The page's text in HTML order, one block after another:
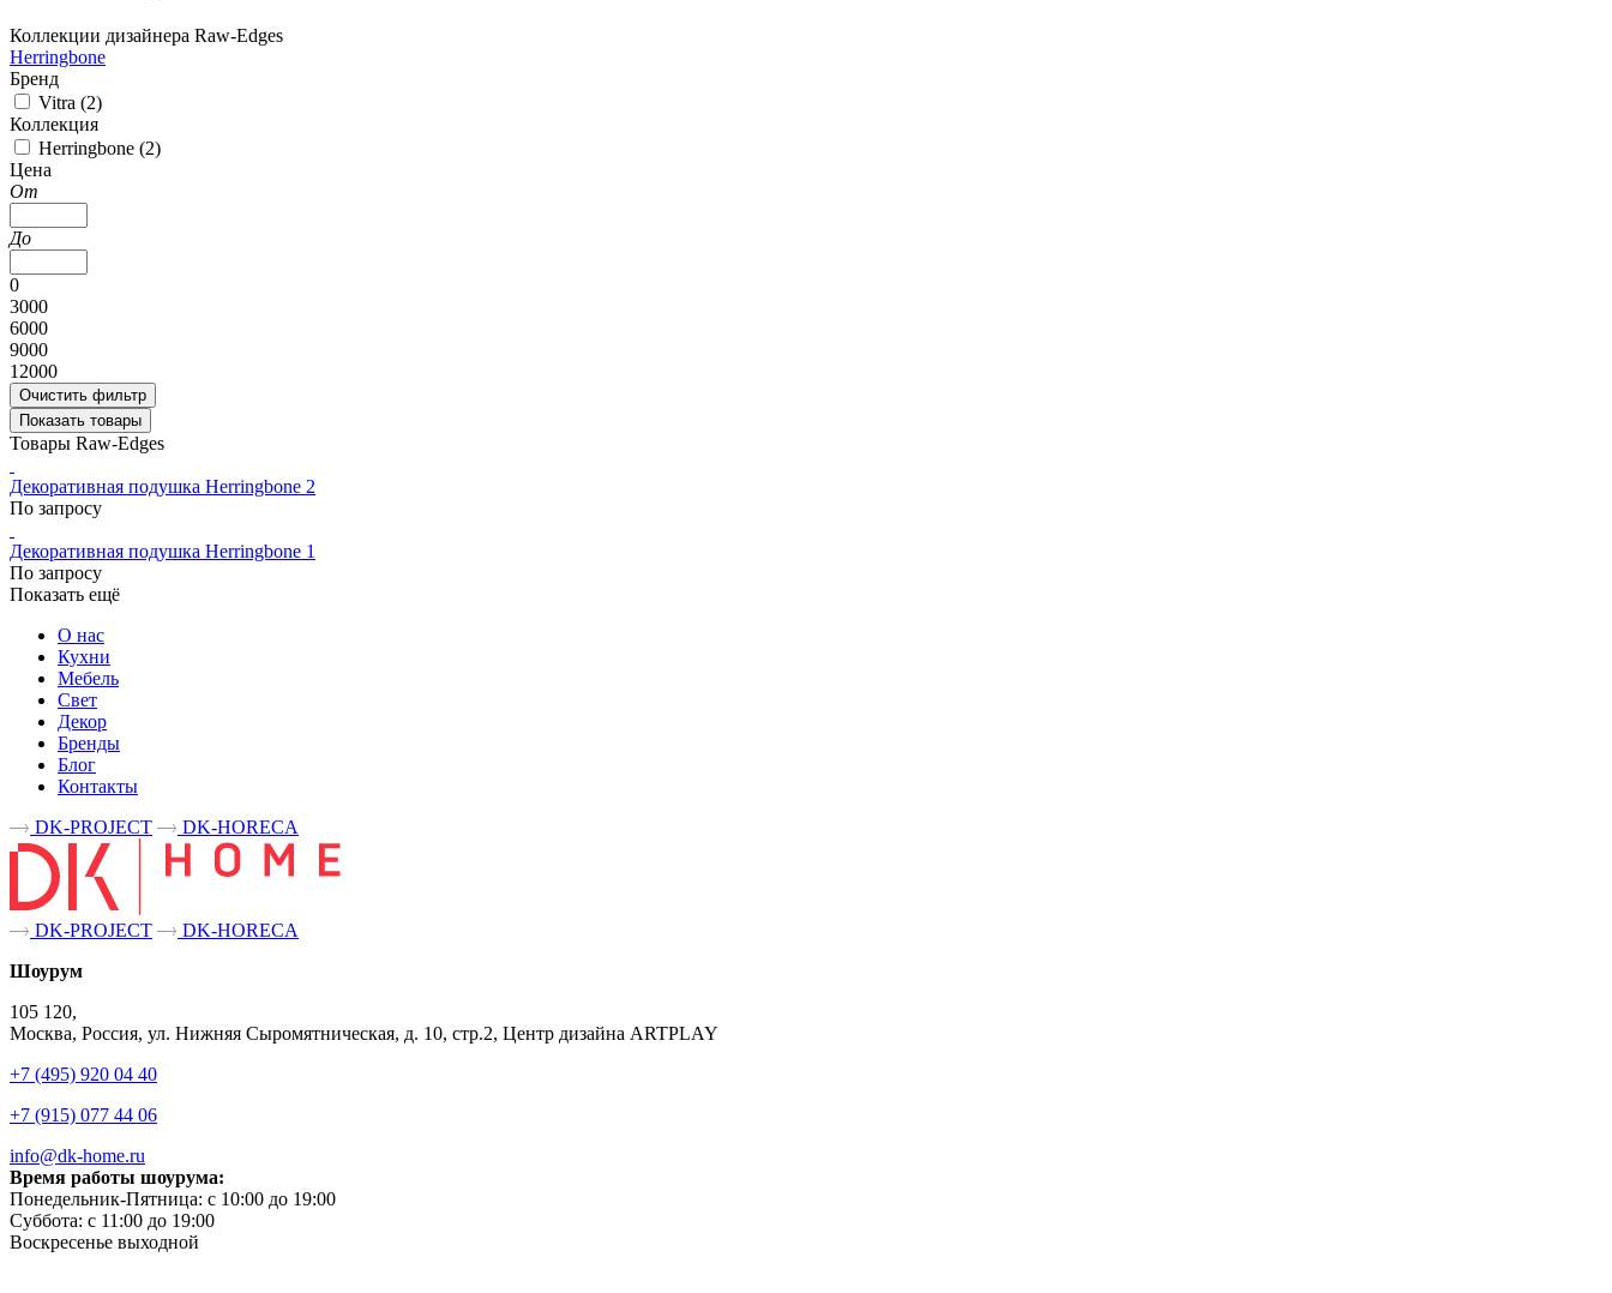
Коллекции дизайнера Raw-Edges
Herringbone
Бренд
Vitra (2)
Коллекция
Herringbone (2)
Цена
От
До
0
3000
6000
9000
12000
Очистить фильтр
Показать товары
Товары Raw-Edges
Декоративная подушка Herringbone 2
По запросу
Декоративная подушка Herringbone 1
По запросу
Показать ещё
О нас
Кухни
Мебель
Свет
Декор
Бренды
Блог
Контакты
DK-PROJECT
DK-HORECA
DK-PROJECT
DK-HORECA
Шоурум
105 120,
Москва, Россия, ул. Нижняя Сыромятническая, д. 10, стр.2, Центр дизайна ARTPLAY
+7 (495) 920 04 40
+7 (915) 077 44 06
info@dk-home.ru
Время работы шоурума:
Понедельник-Пятница: c 10:00 до 19:00
Суббота: c 11:00 до 19:00
Воскресенье выходной